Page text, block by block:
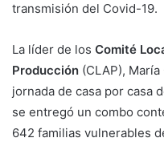
transmisión del Covid-19.
La líder de los Comité
Producción (CLAP),
jornada de casa por casa
se entregó un combo
642 familias vulnerables